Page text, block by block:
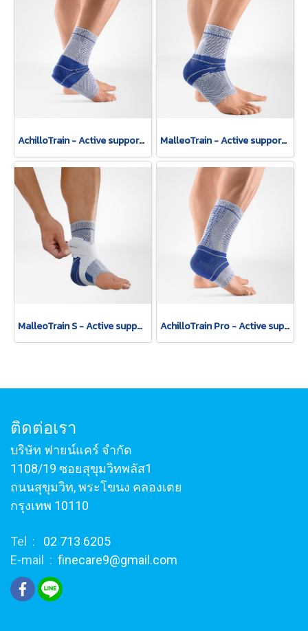
AchilloTrain - Active support for relief of the Achilles tendon. MalleoTrain - Active support for muscular stabilization of the ankle
MalleoTrain S - Active support for muscular stabilization of the ankle. AchilloTrain Pro - Active support with high-reaching friction insert.
ติดต่อเรา
บริษัท ฟายน์แคร์ จำกัด
1108/19 ซอยสุขุมวิทพลัส1
ถนนสุขุมวิท, พระโขนง คลองเตย
กรุงเทพ 10110
Tel :
02 713 6205
E-mail : finecare9@gmail.com